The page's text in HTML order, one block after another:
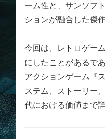
ーム性と、サンソフ
ションが融合した傑
今回は、レトロゲー
にしたことがあるで
アクションゲーム『
ステム、ストーリー
代における価値まで